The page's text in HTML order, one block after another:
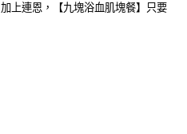
加上連恩，【九塊浴血肌塊餐】只要